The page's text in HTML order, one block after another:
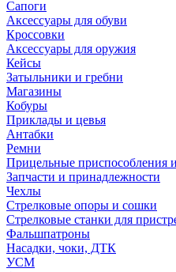
Сапоги
Аксессуары для обуви
Кроссовки
Аксессуары для оружия
Кейсы
Затыльники и гребни
Магазины
Кобуры
Приклады и цевья
Антабки
Ремни
Прицельные
Запчасти и принадлежности
Чехлы
Стрелковые опоры и сошки
Стрелковые станки для
Фальшпатроны
Насадки, чоки, ДТК
УСМ